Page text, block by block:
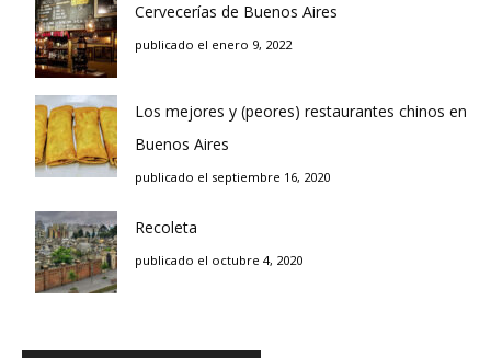
Cervecerías de Buenos Aires
publicado el enero 9, 2022
Los mejores y (peores) restaurantes chinos en
Buenos Aires
publicado el septiembre 16, 2020
Recoleta
publicado el octubre 4, 2020